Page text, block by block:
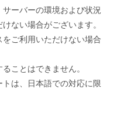
ーバーの環境および状況
ない場合がございます。
ご利用いただけない場合
ことはできません。
は、日本語での対応に限